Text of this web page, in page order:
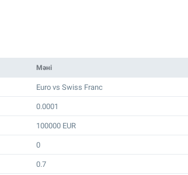
Мәні
Euro vs Swiss Franc
0.0001
100000 EUR
0
0.7